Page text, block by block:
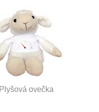
Plyšová ovečka